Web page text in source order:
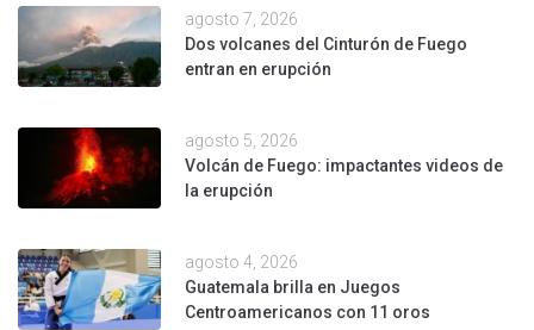
agosto 7, 2026
Dos volcanes del Cinturón de Fuego
entran en erupción
agosto 5, 2026
Volcán de Fuego: impactantes videos de
la erupción
agosto 4, 2026
Guatemala brilla en Juegos
Centroamericanos con 11 oros